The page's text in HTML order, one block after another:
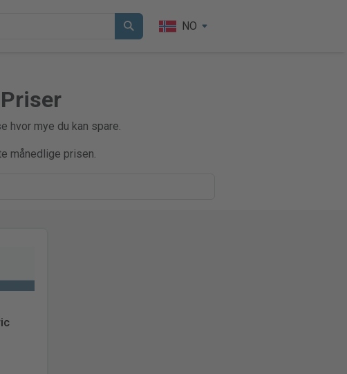
NO
hvor mye du kan spare.
månedlige prisen.